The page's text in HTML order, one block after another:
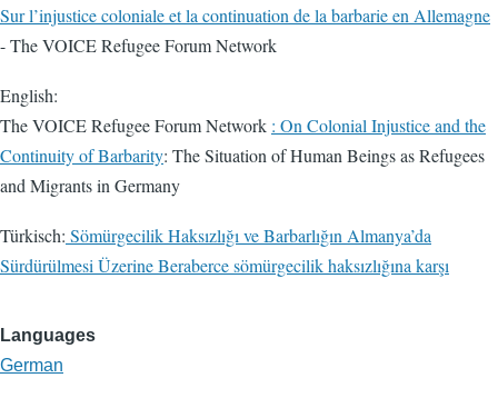
Sur l’injustice coloniale et la continuation de la barbarie en Allemagne
- The VOICE Refugee Forum Network
English:
The VOICE Refugee Forum Network : On Colonial Injustice and the
Continuity of Barbarity: The Situation of Human Beings as Refugees
and Migrants in Germany
Türkisch: Sömürgecilik Haksızlığı ve Barbarlığın Almanya’da
Sürdürülmesi Üzerine Beraberce sömürgecilik haksızlığına karşı
Languages
German